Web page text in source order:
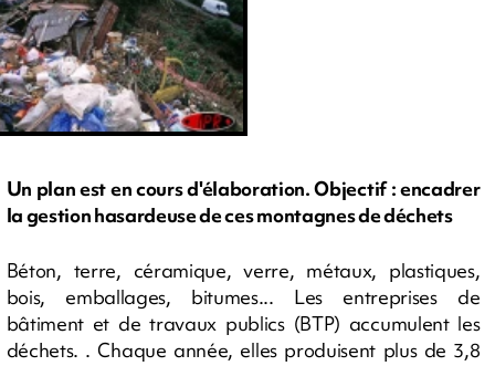
Un plan est en cours d'élaboration. Objectif : encadrer
la gestion hasardeuse de ces montagnes de déchets
Béton, terre, céramique, verre, métaux, plastiques,
bois, emballages, bitumes... Les entreprises de
bâtiment et de travaux publics (BTP) accumulent les
déchets. . Chaque année, elles produisent plus de 3,8